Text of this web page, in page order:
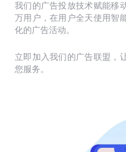
我们的广告投放技术赋能移
万用户，在用户全天使用智
化的广告活动。
立即加入我们的广告联盟，
您服务。